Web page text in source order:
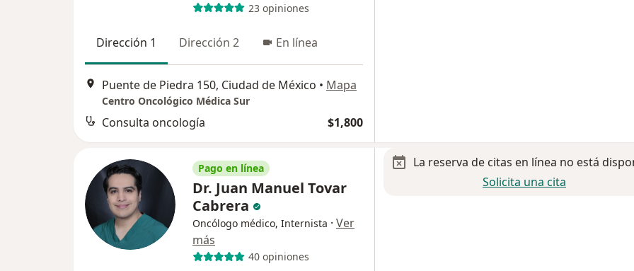
23 opiniones
Dirección 1 Dirección 2 En línea
Puente de Piedra 150, Ciudad de México • Mapa
Centro Oncológico Médica Sur
Consulta oncología $1,800
Pago en línea
Dr. Juan Manuel Tovar
Cabrera
Oncólogo médico, Internista · Ver
más
40 opiniones
La reserva de citas en línea no está
Solicita una cita